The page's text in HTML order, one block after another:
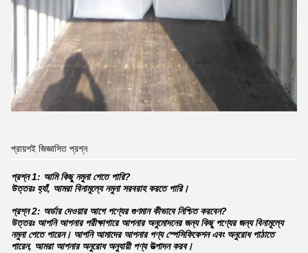
প্রায়শই জিজ্ঞাসিত প্রশ্ন
প্রশ্ন 1: আমি কিছু নমুনা পেতে পারি?
উত্তরঃ হ্যাঁ, আমরা বিনামূল্যে নমুনা সরবরাহ করতে পারি।
প্রশ্ন 2: অর্ডার দেওয়ার আগে পণ্যের গুণমান কীভাবে নিশ্চিত করবেন?
উত্তরঃ আপনি আপনার পরীক্ষাগারে আপনার অনুমোদনের জন্য কিছু পণ্যের জন্য বিনামূল্যে
নমুনা পেতে পারেন। আপনি আমাদের আপনার পণ্য স্পেসিফিকেশন এবং অনুরোধ পাঠাতে
পারেন, আমরা আপনার অনুরোধ অনুযায়ী পণ্য উত্পাদন করব।